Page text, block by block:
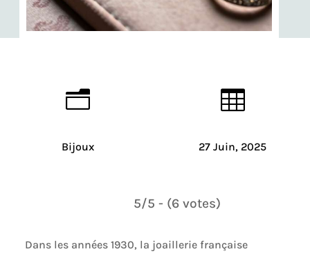
n
Bijoux

27 Juin, 2025
5/5 - (6 votes)
Dans les années 1930, la joaillerie française